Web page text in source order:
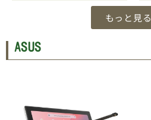
もっと見る
ASUS